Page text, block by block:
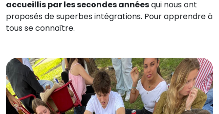
accueillis par les secondes annéesqui nous ont
proposés de superbes intégrations. Pour apprendre à
tous se connaître.